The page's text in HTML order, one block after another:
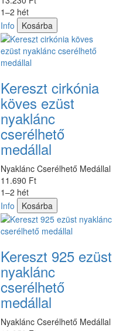
1–2 hét
Info
Kosárba
Kereszt cirkónia
köves ezüst
nyaklánc
cserélhető
medállal
Nyaklánc Cserélhető Medállal
11.690 Ft
1–2 hét
Info
Kosárba
Kereszt 925 ezüst
nyaklánc
cserélhető
medállal
Nyaklánc Cserélhető Medállal